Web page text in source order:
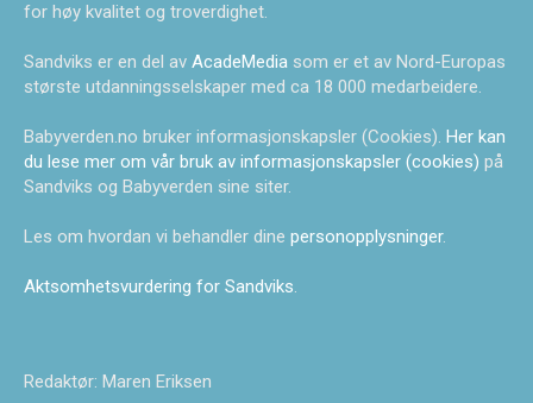
for høy kvalitet og troverdighet.
Sandviks er en del av AcadeMedia som er et av Nord-Europas
største utdanningsselskaper med ca 18 000 medarbeidere.
Babyverden.no bruker informasjonskapsler (Cookies). Her kan
du lese mer om vår bruk av informasjonskapsler (cookies) på
Sandviks og Babyverden sine siter.
Les om hvordan vi behandler dine personopplysninger.
Aktsomhetsvurdering for Sandviks.
Redaktør: Maren Eriksen